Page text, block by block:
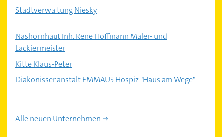
Stadtverwaltung Niesky
Nashornhaut Inh. Rene Hoffmann Maler- und
Lackiermeister
Kitte Klaus-Peter
Diakonissenanstalt EMMAUS Hospiz "Haus am Wege"
Alle neuen Unternehmen